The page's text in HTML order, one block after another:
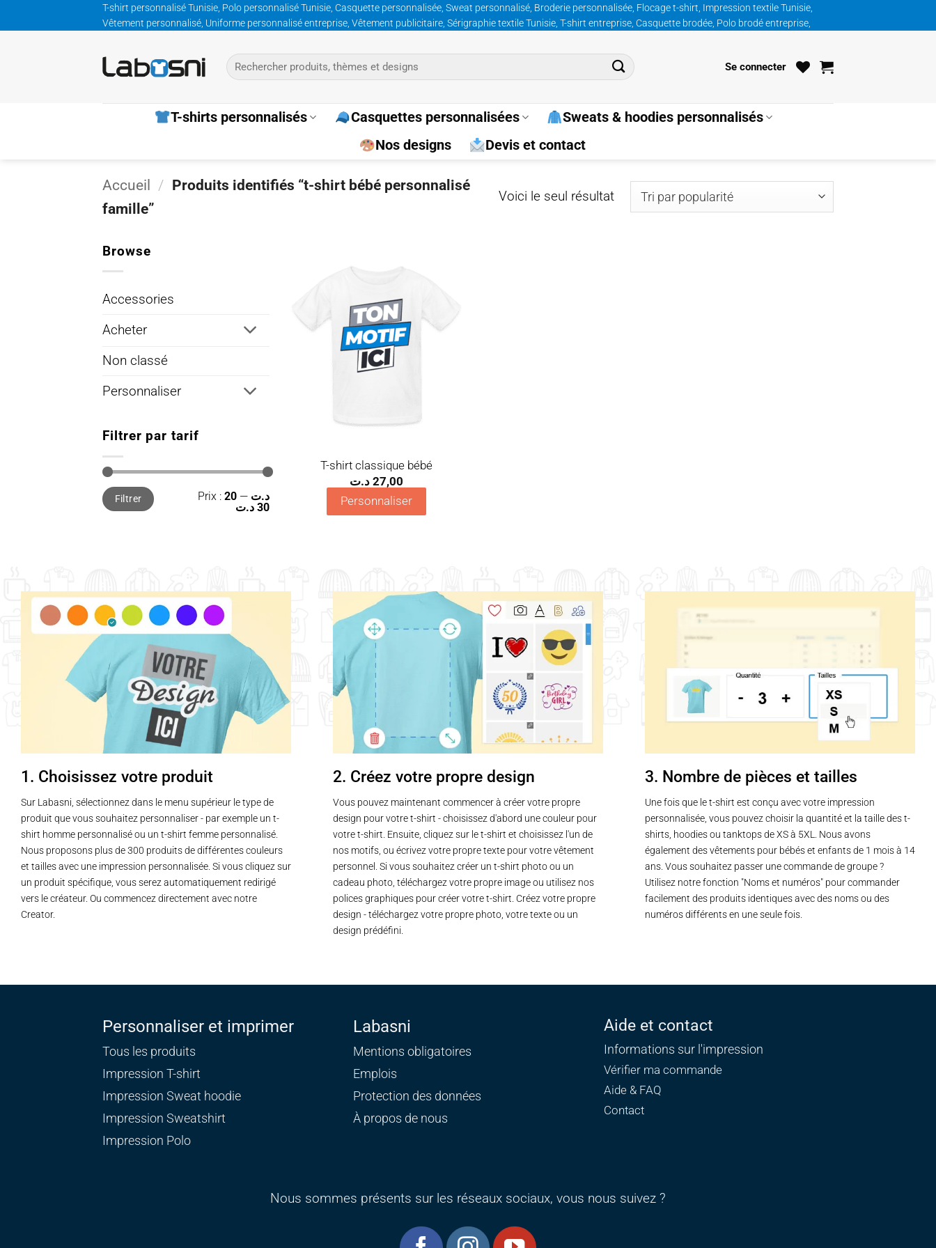
au
T-shirt personnalisé Tunisie, Polo personnalisé Tunisie, Casquette personnalisée, Sweat personnalisé, Broderie personnalisée, Flocage t-shirt, Impression textile Tunisie,
Vêtement personnalisé, Uniforme personnalisé entreprise, Vêtement publicitaire, Sérigraphie textile Tunisie, T-shirt entreprise, Casquette brodée, Polo brodé entreprise,
Recherche
pour :
Se connecter
T-shirts personnalisés Casquettes personnalisées
Sweats & hoodies personnalisés
Nos designs
Devis et contact
Accueil / Produits identifiés “t-shirt bébé personnalisé
famille”
Voici le seul résultat
Browse
Accessories
Acheter
Non classé
Personnaliser
Filtrer par tarif
Prix
min
Prix
maxFiltrer Prix : 20 د.ت —
30 د.ت
T-shirt classique bébé
27,00 د.ت
Personnaliser
1. Choisissez votre produit
Sur Labasni, sélectionnez dans le menu supérieur le type de
produit que vous souhaitez personnaliser - par exemple un t-
shirt homme personnalisé ou un t-shirt femme personnalisé.
Nous proposons plus de 300 produits de différentes couleurs
et tailles avec une impression personnalisée. Si vous cliquez sur
un produit spécifique, vous serez automatiquement redirigé
vers le créateur. Ou commencez directement avec notre
Creator.
2. Créez votre propre design
Vous pouvez maintenant commencer à créer votre propre
design pour votre t-shirt - choisissez d'abord une couleur pour
votre t-shirt. Ensuite, cliquez sur le t-shirt et choisissez l'un de
nos motifs, ou écrivez votre propre texte pour votre vêtement
personnel. Si vous souhaitez créer un t-shirt photo ou un
cadeau photo, téléchargez votre propre image ou utilisez nos
polices graphiques pour créer votre t-shirt. Créez votre propre
design - téléchargez votre propre photo, votre texte ou un
design prédéfini.
3. Nombre de pièces et tailles
Une fois que le t-shirt est conçu avec votre impression
personnalisée, vous pouvez choisir la quantité et la taille des t-
shirts, hoodies ou tanktops de XS à 5XL. Nous avons
également des vêtements pour bébés et enfants de 1 mois à 14
ans. Vous souhaitez passer une commande de groupe ?
Utilisez notre fonction "Noms et numéros" pour commander
facilement des produits identiques avec des noms ou des
numéros différents en une seule fois.
Personnaliser et imprimer
Tous les produits
Impression T-shirt
Impression Sweat hoodie
Impression Sweatshirt
Impression Polo
Labasni
Mentions obligatoires
Emplois
Protection des données
À propos de nous
Aide et contact
Informations sur l'impression
Vérifier ma commande
Aide & FAQ
Contact
Nous sommes présents sur les réseaux sociaux, vous nous suivez ?